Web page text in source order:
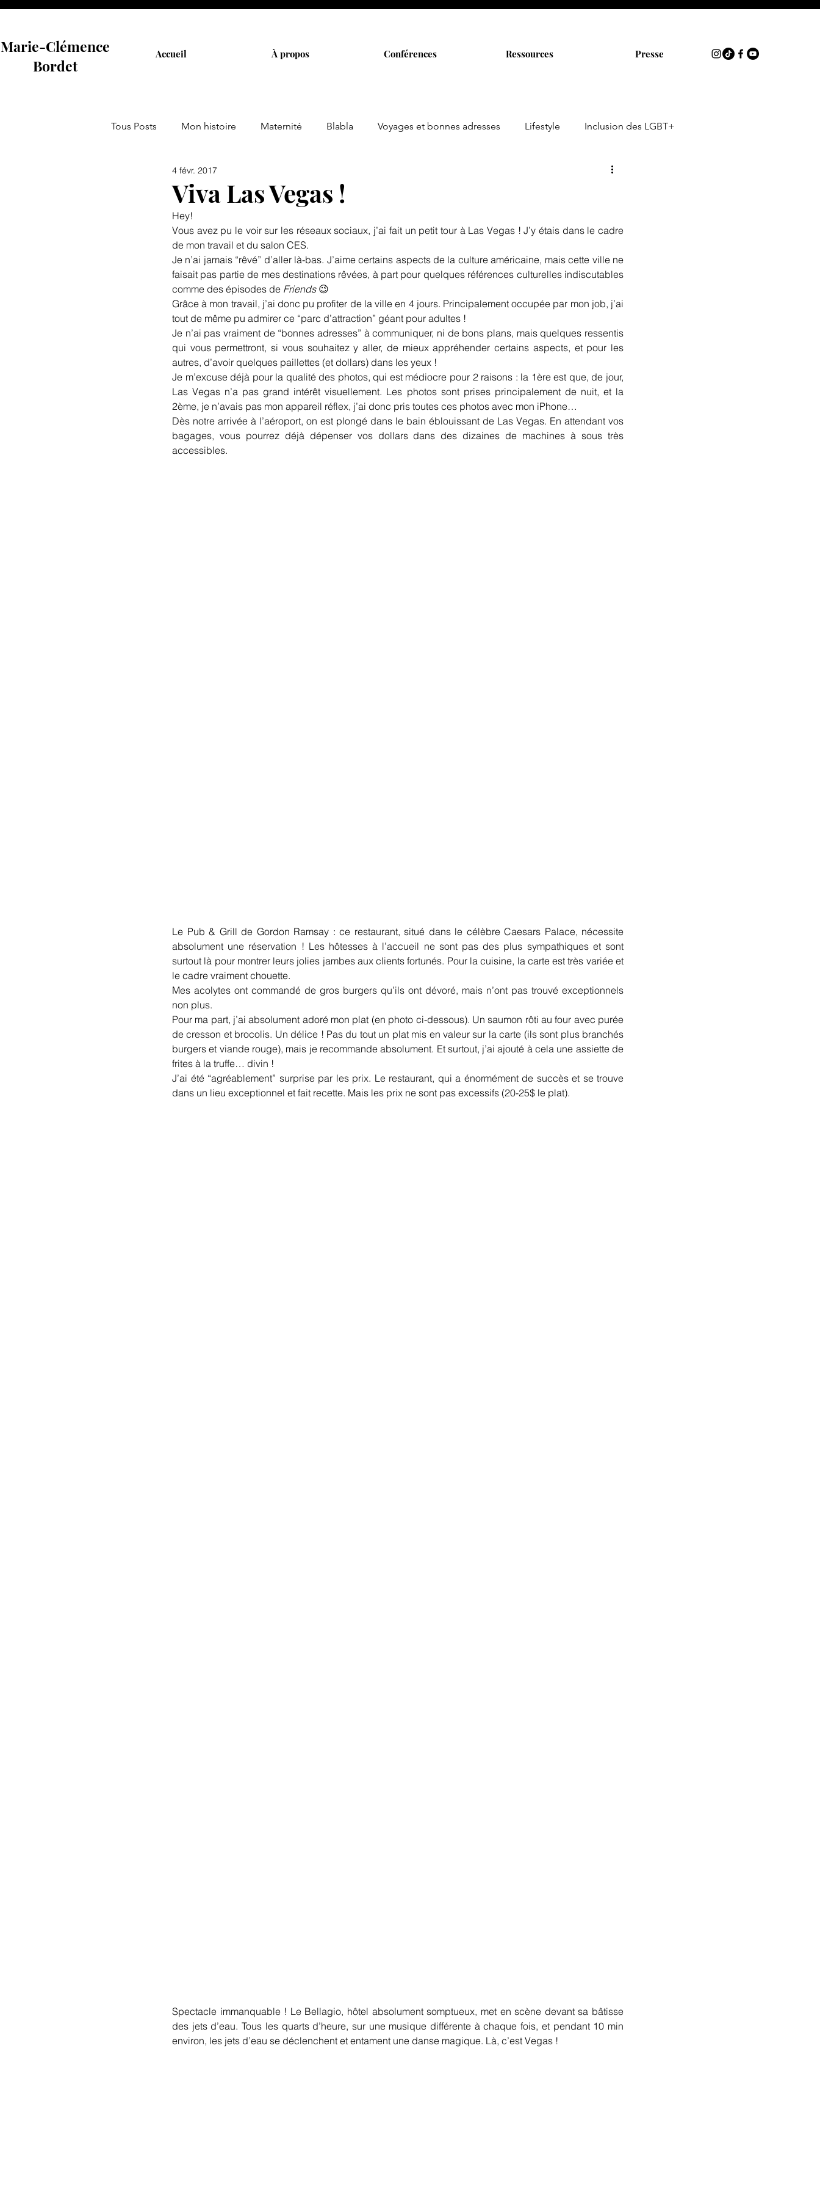
Marie-Clémence
Bordet
Accueil À propos Conférences Ressources Presse
Tous Posts Mon histoire Maternité Blabla Voyages et bonnes adresses Lifestyle Inclusion des LGBT+
Viva Las Vegas !
4 févr. 2017
Hey!
Vous avez pu le voir sur les réseaux sociaux, j’ai fait un petit tour à Las Vegas ! J’y étais dans le cadre
de mon travail et du salon CES.
Je n’ai jamais “rêvé” d’aller là-bas. J’aime certains aspects de la culture américaine, mais cette ville ne
faisait pas partie de mes destinations rêvées, à part pour quelques références culturelles indiscutables
comme des épisodes de Friends 😉
Grâce à mon travail, j’ai donc pu profiter de la ville en 4 jours. Principalement occupée par mon job, j’ai
tout de même pu admirer ce “parc d’attraction” géant pour adultes !
Je n’ai pas vraiment de “bonnes adresses” à communiquer, ni de bons plans, mais quelques ressentis
qui vous permettront, si vous souhaitez y aller, de mieux appréhender certains aspects, et pour les
autres, d’avoir quelques paillettes (et dollars) dans les yeux !
Je m’excuse déjà pour la qualité des photos, qui est médiocre pour 2 raisons : la 1ère est que, de jour,
Las Vegas n’a pas grand intérêt visuellement. Les photos sont prises principalement de nuit, et la
2ème, je n’avais pas mon appareil réflex, j’ai donc pris toutes ces photos avec mon iPhone…
Dès notre arrivée à l’aéroport, on est plongé dans le bain éblouissant de Las Vegas. En attendant vos
bagages, vous pourrez déjà dépenser vos dollars dans des dizaines de machines à sous très
accessibles.
Le Pub & Grill de Gordon Ramsay : ce restaurant, situé dans le célèbre Caesars Palace, nécessite
absolument une réservation ! Les hôtesses à l’accueil ne sont pas des plus sympathiques et sont
surtout là pour montrer leurs jolies jambes aux clients fortunés. Pour la cuisine, la carte est très variée et
le cadre vraiment chouette.
Mes acolytes ont commandé de gros burgers qu’ils ont dévoré, mais n’ont pas trouvé exceptionnels
non plus.
Pour ma part, j’ai absolument adoré mon plat (en photo ci-dessous). Un saumon rôti au four avec purée
de cresson et brocolis. Un délice ! Pas du tout un plat mis en valeur sur la carte (ils sont plus branchés
burgers et viande rouge), mais je recommande absolument. Et surtout, j’ai ajouté à cela une assiette de
frites à la truffe… divin !
J’ai été “agréablement” surprise par les prix. Le restaurant, qui a énormément de succès et se trouve
dans un lieu exceptionnel et fait recette. Mais les prix ne sont pas excessifs (20-25$ le plat).
Spectacle immanquable ! Le Bellagio, hôtel absolument somptueux, met en scène devant sa bâtisse
des jets d’eau. Tous les quarts d’heure, sur une musique différente à chaque fois, et pendant 10 min
environ, les jets d’eau se déclenchent et entament une danse magique. Là, c’est Vegas !